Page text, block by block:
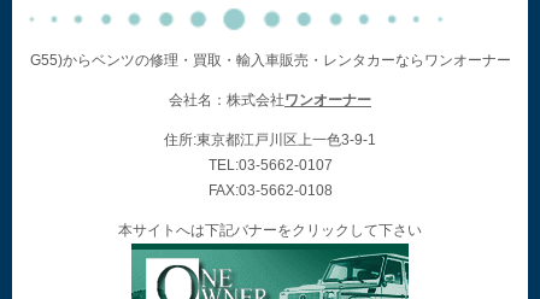
G55)からベンツの修理・買取・輸入車販売・レンタカーならワンオーナー
会社名：株式会社ワンオーナー
住所:東京都江戸川区上一色3-9-1
TEL:03-5662-0107
FAX:03-5662-0108
本サイトへは下記バナーをクリックして下さい